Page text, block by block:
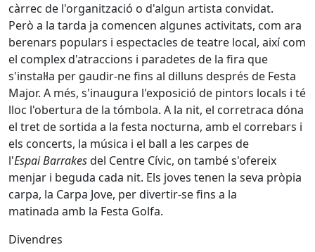
càrrec de l'organització o d'algun artista convidat.
Però a la tarda ja comencen algunes activitats, com ara
berenars populars i espectacles de teatre local, així com
el complex d'atraccions i paradetes de la fira que
s'instal·la per gaudir-ne fins al dilluns després de Festa
Major. A més, s'inaugura l'exposició de pintors locals i té
lloc l'obertura de la tómbola. A la nit, el corretraca dóna
el tret de sortida a la festa nocturna, amb el correbars i
els concerts, la música i el ball a les carpes de
l'EspaiBarrakesdel Centre Cívic, on també s'ofereix
menjar i beguda cada nit. Els joves tenen la seva pròpia
carpa, la Carpa Jove, per divertir-se fins a la
matinada amb la Festa Golfa.
Divendres